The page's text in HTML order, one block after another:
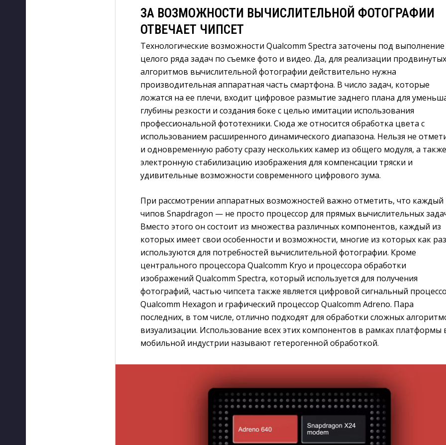
ЗА ВОЗМОЖНОСТИ ВЫЧИСЛИТЕЛЬНОЙ ФОТОГРАФИИ
ОТВЕЧАЕТ ЧИПСЕТ
Технологические возможности Qualcomm Spectra заточены под выполнение
целого ряда задач по съемке фото и видео. Да, для реализации продвинутых
алгоритмов вычислительной фотографии действительно нужна
производительная аппаратная часть смартфона. В число задач, которые
ложатся на ее плечи, входит цифровое размытие заднего плана для
глубины резкости и создания боке с целью имитации использования
профессиональной фототехники. Сюда же относится обработка цвета с
использованием расширенного динамического диапазона. Нельзя не
и одновременную работу сразу нескольких камер из общего модуля, а также
электронную стабилизацию изображения для компенсации тряски и
удивительные возможности современного цифрового зума.
При рассмотрении аппаратных возможностей важно отметить, что каждый
чипов Snapdragon — не просто процессор для прямых вычислительных
Вместо этого он состоит из множества различных компонентов, каждый из
которых имеет свои особенности и возможности, многие из которых как раз
используются для потребностей вычислительной фотографии. Кроме
центрального процессора Qualcomm Kryo и процессора обработки
изображений Qualcomm Spectra, который используется для получения
фотографий, частью чипсета также является цифровой сигнальный
Qualcomm Hexagon и графический процессор Qualcomm Adreno. Пара
последних, в том числе, отлично подходят для обработки сложных
визуализации. Использование всех этих компонентов в рамках платформы
мобильной индустрии называют гетерогенной обработкой.